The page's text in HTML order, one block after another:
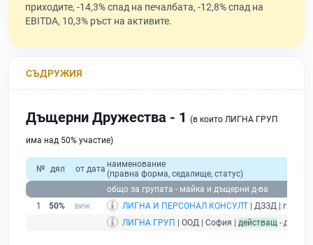
приходите, -14,3% спад на печалбата, -12,8% спад на
EBITDA, 10,3% ръст на активите.
СЪДРУЖИЯ
Дъщерни Дружества - 1 (в които ЛИГНА ГРУП
има над 50% участие)
№ дял от дата наименование
(правна форма, седалище, статус)
общо за групата - майка и дъщерни д-ва
1
50% ЛИГНА И ПЕРСОНАЛ КОНСУЛТ | ДЗЗД | гр.
ЛИГНА ГРУП
| ООД | София | действащ -